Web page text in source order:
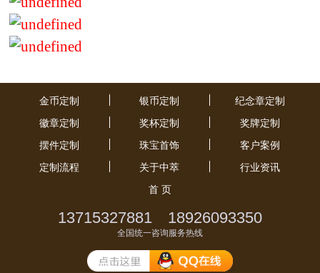
金币定制 银币定制
纪念章定制
徽章定制
奖杯定制
奖牌定制
摆件定制
珠宝首饰
客户案例
定制流程
关于中萃
行业资讯
首 页
13715327881 18926093350
全国统一咨询服务热线